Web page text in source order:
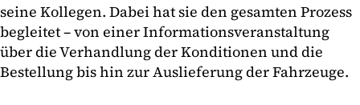
seine Kollegen. Dabei hat sie den gesamten Prozess
begleitet – von einer Informationsveranstaltung
über die Verhandlung der Konditionen und die
Bestellung bis hin zur Auslieferung der Fahrzeuge.